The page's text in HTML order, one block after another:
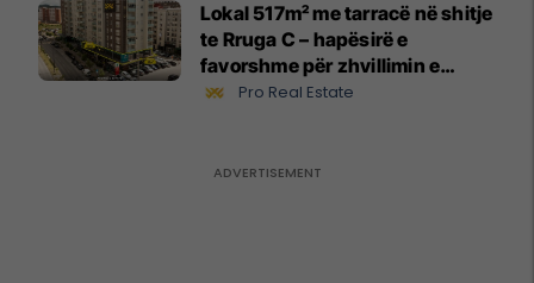
Lokal 517m² me tarracë në shitje
te Rruga C – hapësirë e
favorshme për zhvillimin e
biznesit #15796
Pro Real Estate